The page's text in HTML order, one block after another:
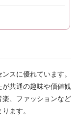
スに優れています。
共通の趣味や価値観
、ファッションなど
ます。